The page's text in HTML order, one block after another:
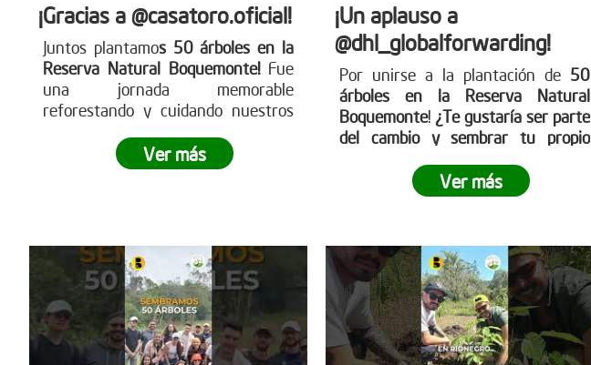
¡Gracias a @casatoro.oficial!
Juntos plantamos 50 árboles en la
Reserva Natural Boquemonte!Fue
una jornada memorable
reforestando y cuidando nuestros
en nuestras siembras
empresariales?Ingresa a
Ver más
¡Un aplauso a
@dhl_globalforwarding!
Por unirse a la plantación de 50
árboles en la Reserva Natural
Boquemonte! ¿Te gustaría ser parte
del cambio y sembrar tu propio
para cuidar nuestro planeta! Conoce
más en nuestra página web
Ver más